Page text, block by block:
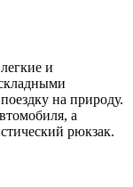
и
на природу.
а
рюкзак.